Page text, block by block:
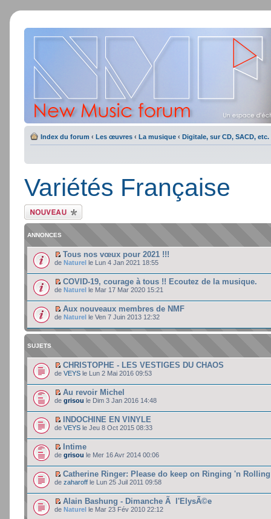
Index du forum ‹ Les œuvres ‹ La musique ‹ Digitale, sur CD, SACD, etc.
Variétés Française
Ecrire un nouveau
sujet
ANNONCES
Tous nos vœux pour 2021 !!!
de Naturel le Lun 4 Jan 2021 18:55
COVID-19, courage à tous !! Ecoutez de la musique.
de Naturel le Mar 17 Mar 2020 15:21
Aux nouveaux membres de NMF
de Naturel le Ven 7 Juin 2013 12:32
SUJETS
CHRISTOPHE - LES VESTIGES DU CHAOS
de VEYS le Lun 2 Mai 2016 09:53
Au revoir Michel
de grisou le Dim 3 Jan 2016 14:48
INDOCHINE EN VINYLE
de VEYS le Jeu 8 Oct 2015 08:33
Intime
de grisou le Mer 16 Avr 2014 00:06
Catherine Ringer: Please do keep on Ringing 'n
de zaharoff le Lun 25 Juil 2011 09:58
Alain Bashung - Dimanche Ã l'ElysÃ©e
de Naturel le Mar 23 Fév 2010 22:12